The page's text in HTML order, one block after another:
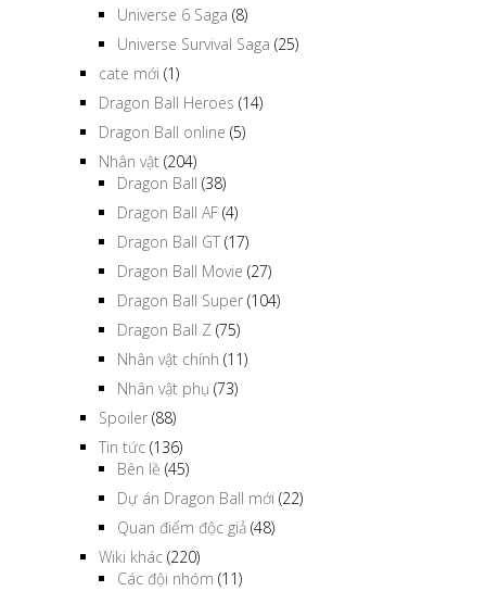
Universe 6 Saga (8)
Universe Survival Saga (25)
cate mới (1)
Dragon Ball Heroes (14)
Dragon Ball online (5)
Nhân vật (204)
Dragon Ball (38)
Dragon Ball AF (4)
Dragon Ball GT (17)
Dragon Ball Movie (27)
Dragon Ball Super (104)
Dragon Ball Z (75)
Nhân vật chính (11)
Nhân vật phụ (73)
Spoiler (88)
Tin tức (136)
Bên lề (45)
Dự án Dragon Ball mới (22)
Quan điểm độc giả (48)
Wiki khác (220)
Các đội nhóm (11)